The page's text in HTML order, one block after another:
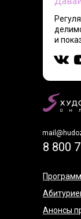
и
8 800
Анонсы